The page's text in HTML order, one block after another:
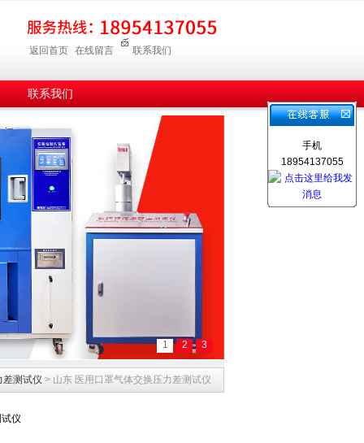
返回首页 在线留言 联系我们
联系我们
1 2 3
差测试仪 > 山东 医用口罩气体交换压力差测试仪
仪
手机
18954137055